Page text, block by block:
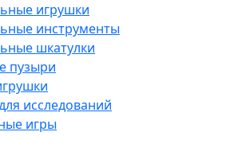
игрушки
инструменты
шкатулки
пузыри
исследований
игры